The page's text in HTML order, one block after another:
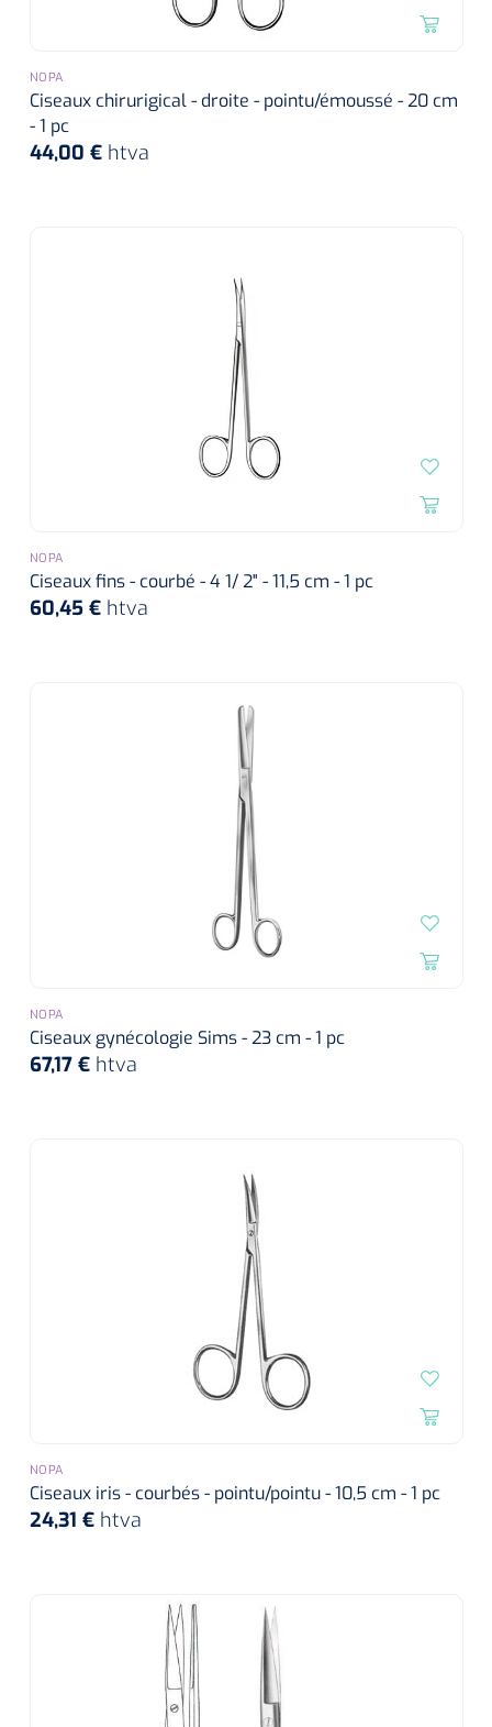
NOPA
Ciseaux chirurigical - droite - pointu/émoussé - 20 cm
- 1 pc
44,00 € htva
NOPA
Ciseaux fins - courbé - 4 1/ 2" - 11,5 cm - 1 pc
60,45 € htva
NOPA
Ciseaux gynécologie Sims - 23 cm - 1 pc
67,17 € htva
NOPA
Ciseaux iris - courbés - pointu/pointu - 10,5 cm - 1 pc
24,31 € htva